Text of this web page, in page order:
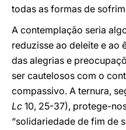
todas as formas de
A contemplação seria
reduzisse ao deleite e ao
das alegrias e
ser cautelosos com o
compassivo. A ternura,
Lc 10, 25-37), protege-
“solidariedade de fim de